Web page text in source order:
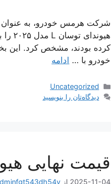
شرکت هرمس خودرو، به عنوان
کرده بودند، مشخص کرد. این
خودرو با … ادامه
دسته‌ها
Uncategorized
دیدگاه‌تان را بنویسید
قیمت نهایی
2025-11-04 از